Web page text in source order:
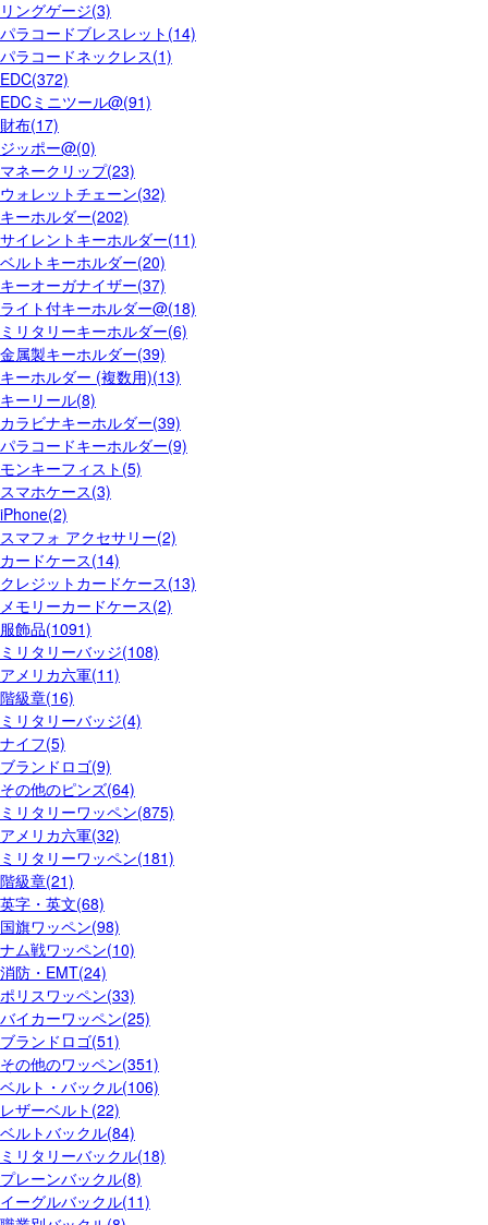
リングゲージ(3)
パラコードブレスレット(14)
パラコードネックレス(1)
EDC(372)
EDCミニツール@(91)
財布(17)
ジッポー@(0)
マネークリップ(23)
ウォレットチェーン(32)
キーホルダー(202)
サイレントキーホルダー(11)
ベルトキーホルダー(20)
キーオーガナイザー(37)
ライト付キーホルダー@(18)
ミリタリーキーホルダー(6)
金属製キーホルダー(39)
キーホルダー (複数用)(13)
キーリール(8)
カラビナキーホルダー(39)
パラコードキーホルダー(9)
モンキーフィスト(5)
スマホケース(3)
iPhone(2)
スマフォ アクセサリー(2)
カードケース(14)
クレジットカードケース(13)
メモリーカードケース(2)
服飾品(1091)
ミリタリーバッジ(108)
アメリカ六軍(11)
階級章(16)
ミリタリーバッジ(4)
ナイフ(5)
ブランドロゴ(9)
その他のピンズ(64)
ミリタリーワッペン(875)
アメリカ六軍(32)
ミリタリーワッペン(181)
階級章(21)
英字・英文(68)
国旗ワッペン(98)
ナム戦ワッペン(10)
消防・EMT(24)
ポリスワッペン(33)
バイカーワッペン(25)
ブランドロゴ(51)
その他のワッペン(351)
ベルト・バックル(106)
レザーベルト(22)
ベルトバックル(84)
ミリタリーバックル(18)
プレーンバックル(8)
イーグルバックル(11)